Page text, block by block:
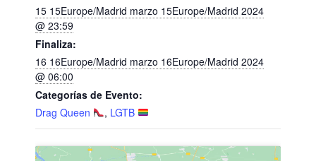
15 15Europe/Madrid marzo 15Europe/Madrid 2024
@ 23:59
Finaliza:
16 16Europe/Madrid marzo 16Europe/Madrid 2024
@ 06:00
Categorías de Evento:
Drag Queen
, LGTB